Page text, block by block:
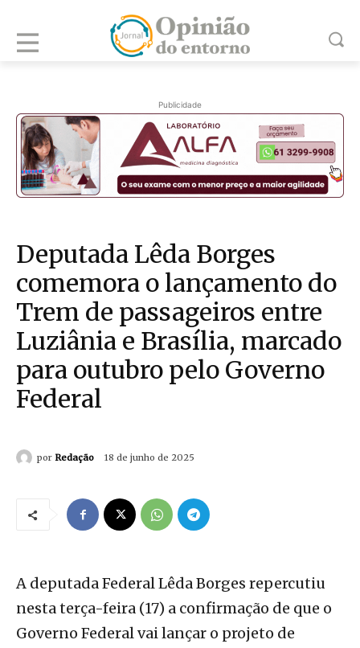
Publicidade
Deputada Lêda Borges
comemora o lançamento do
Trem de passageiros entre
Luziânia e Brasília, marcado
para outubro pelo Governo
Federal
por Redação 18 de junho de 2025
A deputada Federal Lêda Borges repercutiu
nesta terça-feira (17) a confirmação de que o
Governo Federal vai lançar o projeto de